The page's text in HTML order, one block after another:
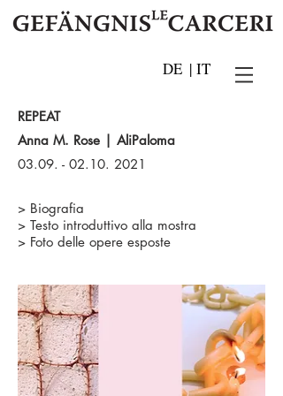
|
DE IT
REPEAT
Anna M. Rose | AliPaloma
03.09. - 02.10. 2021
> Biografia
> Testo introduttivo alla mostra
> Foto delle opere esposte